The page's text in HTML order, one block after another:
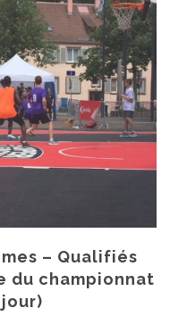
– Qualifiés
du championnat